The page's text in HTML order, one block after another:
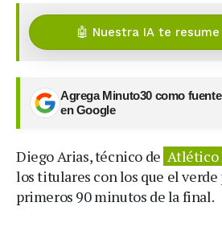
🤖 Nuestra IA te
Agrega Minuto30 como
en Google
Diego Arias, técnico de Atlético
los titulares con los que el verde
primeros 90 minutos de la final.